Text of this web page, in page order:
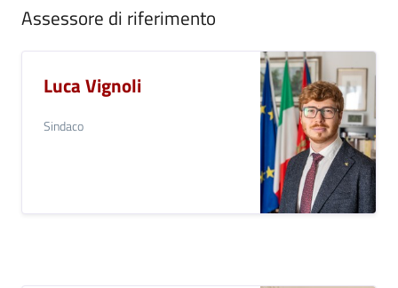
Assessore di riferimento
Luca Vignoli
Sindaco